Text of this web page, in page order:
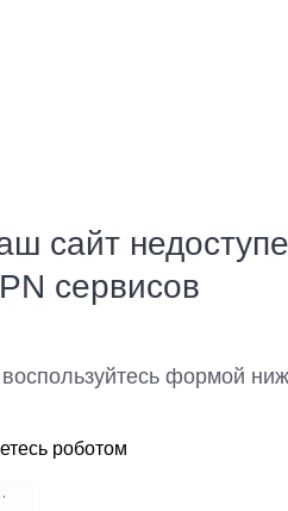
сайт
сервисов
формой
роботом